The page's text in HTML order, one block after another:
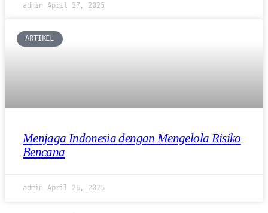
admin April 27, 2025
ARTIKEL
Menjaga Indonesia dengan Mengelola Risiko
Bencana
admin April 26, 2025